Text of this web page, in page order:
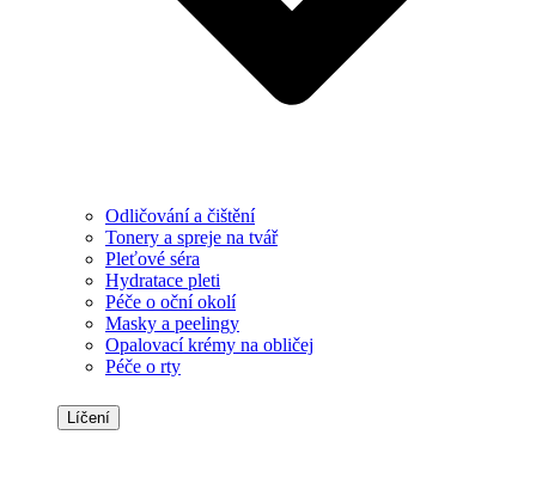
Odličování a čištění
Tonery a spreje na tvář
Pleťové séra
Hydratace pleti
Péče o oční okolí
Masky a peelingy
Opalovací krémy na obličej
Péče o rty
Líčení